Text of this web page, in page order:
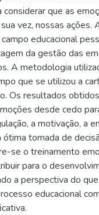
considerar que as
vez, nossas ações.
educacional
da gestão das
A metodologia
que se utilizou a
Os resultados
desde cedo
a motivação, a
ótima tomada de
se o treinamento
para o
a perspectiva do
educacional